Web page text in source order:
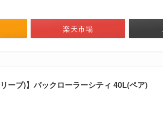
楽天市場
ーブ)】バックローラーシティ 40L(ペア)